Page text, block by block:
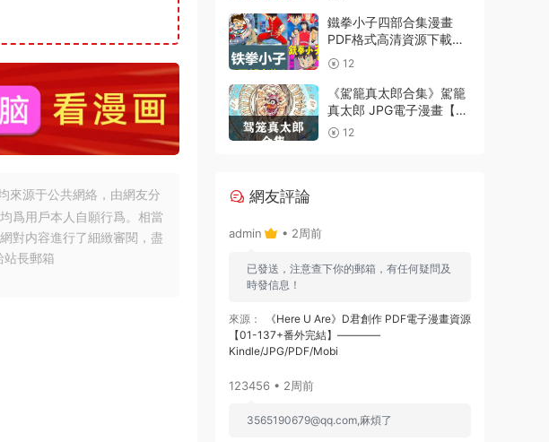
源于公共網絡，由網友分
爲用戶本人自願行爲。相當
對内容進行了細緻審閱，盡
站長郵箱
鐵拳小子四部合集漫畫
PDF格式高清資源下載
【1-4部合集完結】Kindle
電子漫畫資源精品
12
《駕籠真太郎合集》駕籠
真太郎 JPG電子漫畫【全
系完結】————
12
網友評論
admin • 2周前
已發送，注意查下你的郵箱，有任何疑問及
時發信息！
來源：
《Here U Are》D君創作 PDF電子漫畫資源
【01-137+番外完結】————
Kindle/JPG/PDF/Mobi
123456 • 2周前
3565190679@qq.com,麻煩了